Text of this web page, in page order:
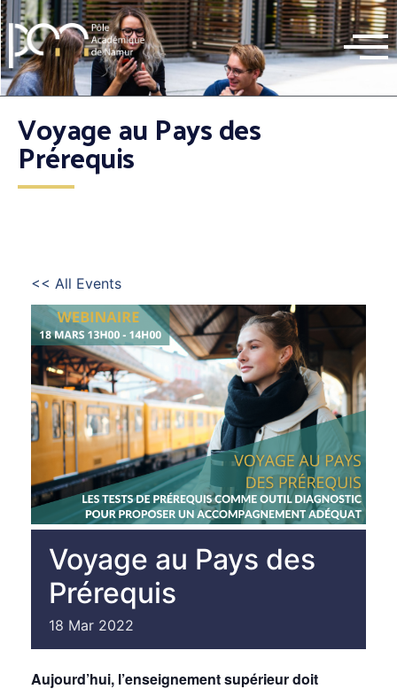
Voyage au Pays des
Prérequis
<< All Events
Voyage au Pays des
Prérequis
18 Mar 2022
Aujourd’hui, l’enseignement supérieur doit